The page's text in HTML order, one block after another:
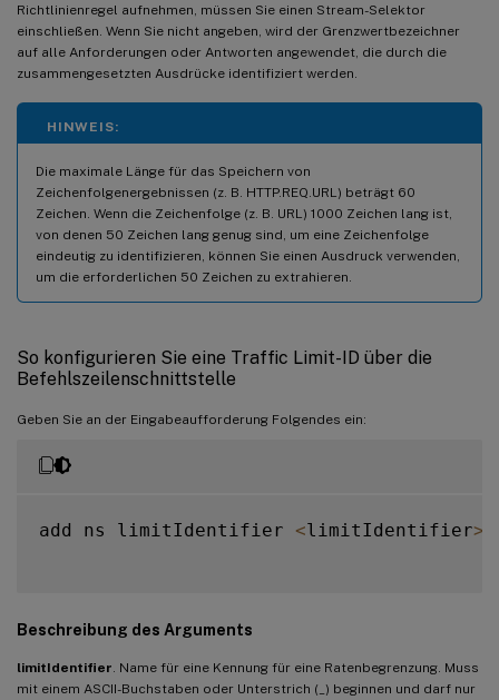
Richtlinienregel aufnehmen, müssen Sie einen Stream-Selektor
einschließen. Wenn Sie nicht angeben, wird der Grenzwertbezeichner
auf alle Anforderungen oder Antworten angewendet, die durch die
zusammengesetzten Ausdrücke identifiziert werden.
HINWEIS:
Die maximale Länge für das Speichern von
Zeichenfolgenergebnissen (z. B. HTTP.REQ.URL) beträgt 60
Zeichen. Wenn die Zeichenfolge (z. B. URL) 1000 Zeichen lang ist,
von denen 50 Zeichen lang genug sind, um eine Zeichenfolge
eindeutig zu identifizieren, können Sie einen Ausdruck verwenden,
um die erforderlichen 50 Zeichen zu extrahieren.
So konfigurieren Sie eine Traffic Limit-ID über die
Befehlszeilenschnittstelle
Geben Sie an der Eingabeaufforderung Folgendes ein:
add ns limitIdentifier <limitIdentifier>
Beschreibung des Arguments
limitIdentifier . Name für eine Kennung für eine Ratenbegrenzung. Muss
mit einem ASCII-Buchstaben oder Unterstrich (_) beginnen und darf nur